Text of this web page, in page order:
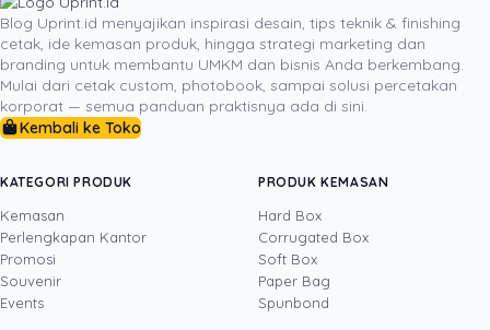
Penting bagi produsen untuk mempertimbangkan
dalam memilih jenis Cetak Kemasan. Dengan inovasi
yang terus berlanjut, pengemasan akan terus
berkembang untuk memenuhi tuntutan pasar yang
dinamis dan bertanggung jawab terhadap lingkungan.
cerdas-dampak-positif-pada-bisnis-dan-masyarakat/
DITULIS OLEH
Blog Uprint.id menyajikan inspirasi desain, tips teknik & finishing
cetak, ide kemasan produk, hingga strategi marketing dan
branding untuk membantu UMKM dan bisnis Anda berkembang.
Mulai dari cetak custom, photobook, sampai solusi percetakan
korporat — semua panduan praktisnya ada di sini.
Kembali ke Toko
KATEGORI PRODUK
Kemasan
Perlengkapan Kantor
Promosi
Souvenir
Events
PRODUK KEMASAN
Hard Box
Corrugated Box
Soft Box
Paper Bag
Spunbond